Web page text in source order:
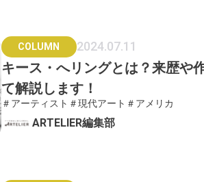
COLUMN 2024.07.11
キース・へリングとは？来歴や
て解説します！
＃アーティスト ＃現代アート ＃アメリカ
ARTELIER編集部